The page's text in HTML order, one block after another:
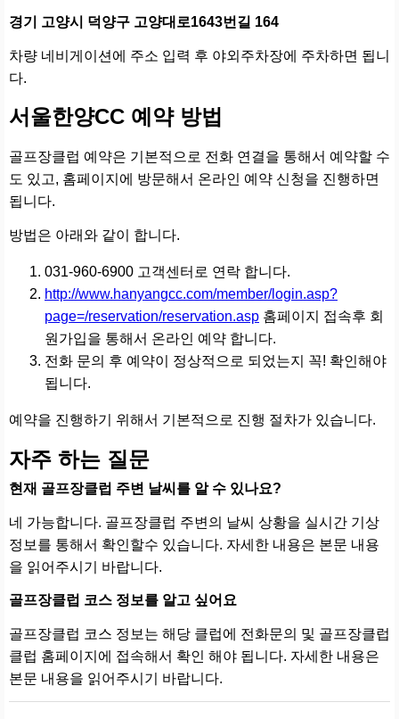
경기 고양시 덕양구 고양대로1643번길 164
차량 네비게이션에 주소 입력 후 야외주차장에 주차하면 됩니
다.
서울한양CC 예약 방법
골프장클럽 예약은 기본적으로 전화 연결을 통해서 예약할 수
도 있고, 홈페이지에 방문해서 온라인 예약 신청을 진행하면
됩니다.
방법은 아래와 같이 합니다.
031-960-6900 고객센터로 연락 합니다.
http://www.hanyangcc.com/member/login.asp?
page=/reservation/reservation.asp 홈페이지 접속후 회
원가입을 통해서 온라인 예약 합니다.
전화 문의 후 예약이 정상적으로 되었는지 꼭! 확인해야
됩니다.
예약을 진행하기 위해서 기본적으로 진행 절차가 있습니다.
자주 하는 질문
현재 골프장클럽 주변 날씨를 알 수 있나요?
네 가능합니다. 골프장클럽 주변의 날씨 상황을 실시간 기상
정보를 통해서 확인할수 있습니다. 자세한 내용은 본문 내용
을 읽어주시기 바랍니다.
골프장클럽 코스 정보를 알고 싶어요
골프장클럽 코스 정보는 해당 클럽에 전화문의 및 골프장클럽
클럽 홈페이지에 접속해서 확인 해야 됩니다. 자세한 내용은
본문 내용을 읽어주시기 바랍니다.